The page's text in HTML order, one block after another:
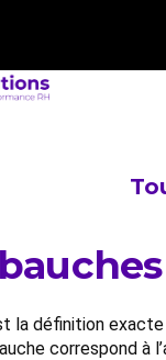
la définition
correspond à